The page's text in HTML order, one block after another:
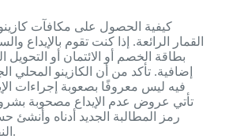
كيفية الحصول على مكافآت
القمار الرائعة. إذا كنت تقوم بالإيداع
بطاقة الخصم أو الائتمان أو التحويل
إضافية. تأكد من أن الكازينو المحلي
فيه ليس معروفًا بصعوبة إجراءات
تأتي عروض عدم الإيداع مصحوبة
رمز المطالبة الجديد أدناه وأنشئ
النقاط إلى حسابك فورًا.